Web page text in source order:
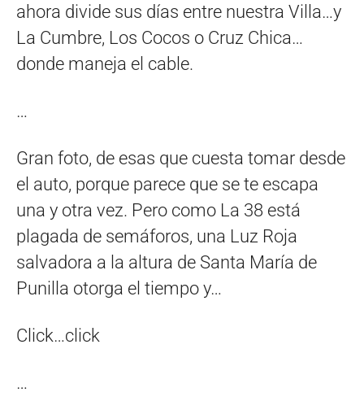
ahora divide sus días entre nuestra Villa…y
La Cumbre, Los Cocos o Cruz Chica…
donde maneja el cable.
…
Gran foto, de esas que cuesta tomar desde
el auto, porque parece que se te escapa
una y otra vez. Pero como La 38 está
plagada de semáforos, una Luz Roja
salvadora a la altura de Santa María de
Punilla otorga el tiempo y…
Click…click
…